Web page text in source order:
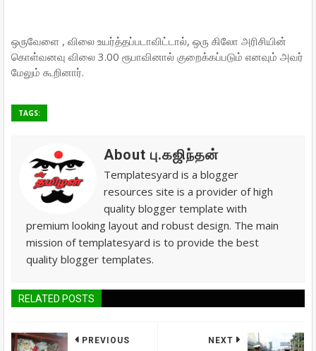
ஒருவேளை , விலை உயர்த்தப்படாவிட்டால், ஒரு கிலோ அரிசியின்
கொள்வனவு விலை 3.00 ரூபாவினால் குறைக்கப்படும் எனவும் அவர்
மேலும் கூறினார்.
TAGS:
About பு.கஜிந்தன்
Templatesyard is a blogger
resources site is a provider of high
quality blogger template with
premium looking layout and robust design. The main
mission of templatesyard is to provide the best
quality blogger templates.
RELATED POSTS
NEXT
PREVIOUS